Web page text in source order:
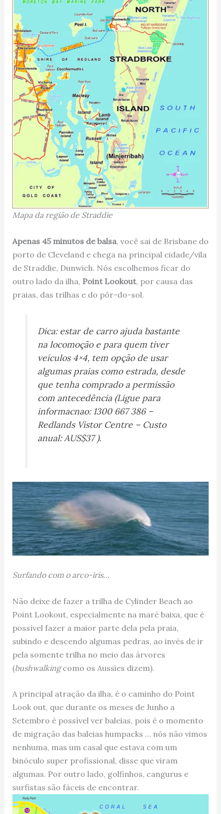
Mapa da região de Straddie
Apenas 45 minutos de balsa, você sai de Brisbane do
porto de Cleveland e chega na principal cidade/vila
de Straddie, Dunwich. Nós escolhemos ficar do
outro lado da ilha, Point Lookout, por causa das
praias, das trilhas e do pôr-do-sol.
Dica: estar de carro ajuda bastante
na locomoção e para quem tiver
veículos 4×4, tem opção de usar
algumas praias como estrada, desde
que tenha comprado a permissão
com antecedência (Ligue para
informacnao: 1300 667 386 –
Redlands Vistor Centre – Custo
anual: AUS$37 ).
Surfando com o arco-iris…
Não deixe de fazer a trilha de Cylinder Beach ao
Point Lookout, especialmente na maré baixa, que é
possível fazer a maior parte dela pela praia,
subindo e descendo algumas pedras, ao invés de ir
pela somente trilha no meio das árvores
(bushwalkingcomo os Aussies dizem).
A principal atração da ilha, é o caminho do Point
Look out, que durante os meses de Junho a
Setembro é possível ver baleias, pois é o momento
de migração das baleias humpacks … nós não vimos
nenhuma, mas um casal que estava com um
binóculo super profissional, disse que viram
algumas. Por outro lado, golfinhos, cangurus e
surfistas são fáceis de encontrar.